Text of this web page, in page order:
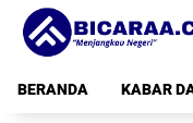
Langsung
konten
BERANDA
KABAR